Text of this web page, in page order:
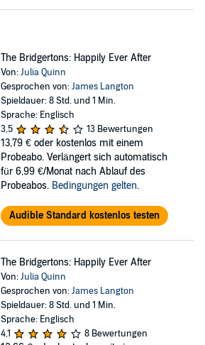
The Bridgertons: Happily Ever After
Von:Julia Quinn
Gesprochen von:James Langton
Spieldauer: 8 Std. und 1 Min.
Sprache: Englisch
3,5
13 Bewertungen
13,79 € oder kostenlos mit einem
Probeabo. Verlängert sich automatisch
für 6,99 €/Monat nach Ablauf des
Probeabos. Bedingungen gelten.
Audible Standard kostenlos testen
The Bridgertons: Happily Ever After
Von:Julia Quinn
Gesprochen von:James Langton
Spieldauer: 8 Std. und 1 Min.
Sprache: Englisch
4,1
8 Bewertungen